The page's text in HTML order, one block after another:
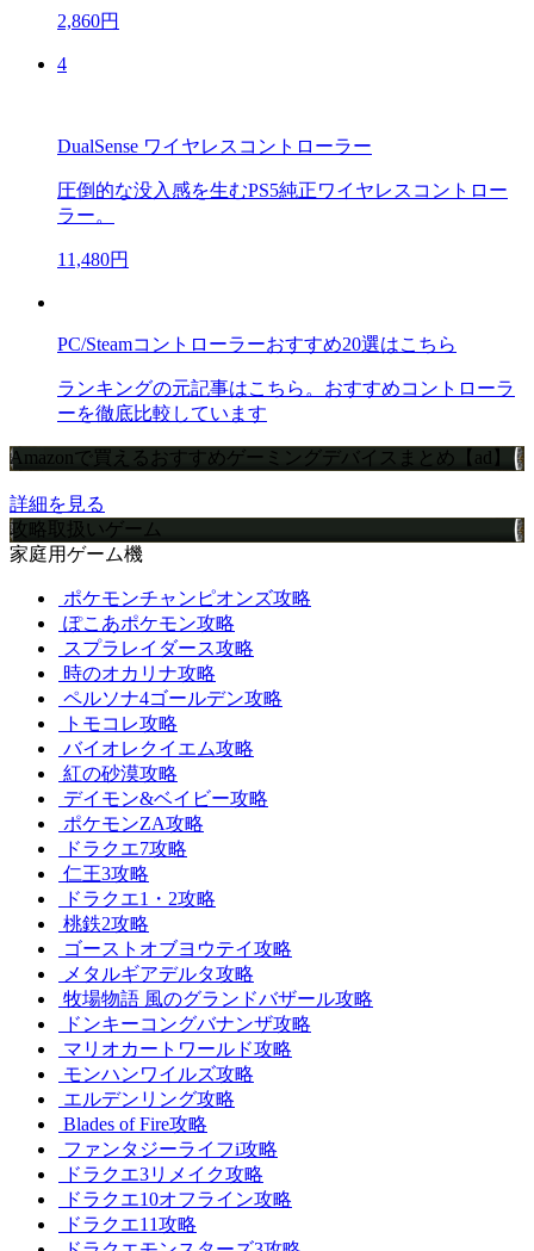
2,860円
4
DualSense ワイヤレスコントローラー
圧倒的な没入感を生むPS5純正ワイヤレスコントロー
ラー。
11,480円
PC/Steamコントローラーおすすめ20選はこちら
ランキングの元記事はこちら。おすすめコントローラ
ーを徹底比較しています
Amazonで買えるおすすめゲーミングデバイスまとめ【ad】
詳細を見る
攻略取扱いゲーム
家庭用ゲーム機
ポケモンチャンピオンズ攻略
ぽこあポケモン攻略
スプラレイダース攻略
時のオカリナ攻略
ペルソナ4ゴールデン攻略
トモコレ攻略
バイオレクイエム攻略
紅の砂漠攻略
デイモン&ベイビー攻略
ポケモンZA攻略
ドラクエ7攻略
仁王3攻略
ドラクエ1・2攻略
桃鉄2攻略
ゴーストオブヨウテイ攻略
メタルギアデルタ攻略
牧場物語 風のグランドバザール攻略
ドンキーコングバナンザ攻略
マリオカートワールド攻略
モンハンワイルズ攻略
エルデンリング攻略
Blades of Fire攻略
ファンタジーライフi攻略
ドラクエ3リメイク攻略
ドラクエ10オフライン攻略
ドラクエ11攻略